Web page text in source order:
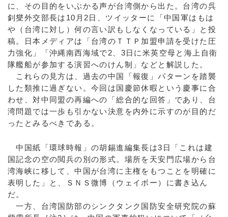
に、その目的をいぶかる声が台湾側から出た。台湾の呉
釗燮外交部長は10月2日、ツイッターに「中国軍はもは
や（台湾に対し）何の言い訳もしなくなっている」と投
稿。日本メディアは「台湾のＴＴＰ加盟申請を受けた圧
力強化」「沖縄南西海域で2、3日に米英空母と海上自衛
隊艦船が参加する演習へのけん制」などと解説した。
これらの見方は、過去の中国「報復」パターンを踏襲
した類推に過ぎない。今回は国慶節休暇という慶事に合
わせ、対中同盟の再編への「総合的な回答」であり、台
湾問題では一歩も引かない決意を内外に示すのが目的だ
ったとみるべきである。
中国紙「環球時報」の胡錫進編集長は3日「これは建
国記念の空の閲兵の別の形式。場所を天安門広場から台
湾海峡に移して、中国が台湾に主権をもつことを明確に
表明した」と、ＳＮＳ微博（ウェイボー）に書き込ん
だ。
一方、台湾国防部のシンクタンク国防安全研究院の蘇